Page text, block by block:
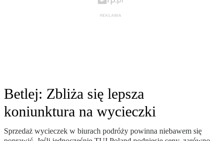
Betlej: Zbliża się lepsza
koniunktura na wycieczki
Sprzedaż wycieczek w biurach podróży powinna niebawem się